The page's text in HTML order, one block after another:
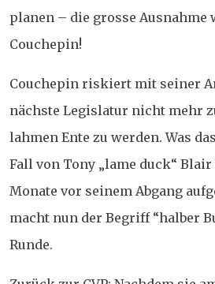
planen – die grosse Ausnahme
Couchepin!
Couchepin riskiert mit seiner
nächste Legislatur nicht mehr
lahmen Ente zu werden. Was
Fall von Tony „lame duck“ Blair
Monate vor seinem Abgang
macht nun der Begriff “halber
Runde.